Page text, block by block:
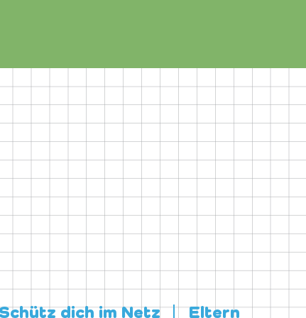
Schütz dich im Netz Eltern